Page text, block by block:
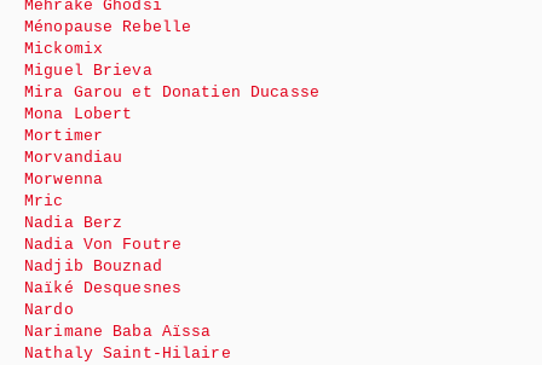
Mehrake Ghodsi
Ménopause Rebelle
Mickomix
Miguel Brieva
Mira Garou et Donatien Ducasse
Mona Lobert
Mortimer
Morvandiau
Morwenna
Mric
Nadia Berz
Nadia Von Foutre
Nadjib Bouznad
Naïké Desquesnes
Nardo
Narimane Baba Aïssa
Nathaly Saint-Hilaire